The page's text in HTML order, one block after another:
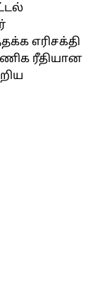
எரிசக்தி
ரீதியான